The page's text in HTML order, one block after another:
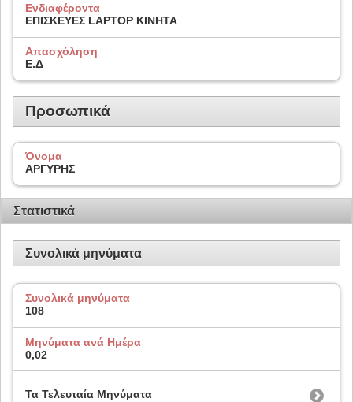
Ενδιαφέροντα
ΕΠΙΣΚΕΥΕΣ LAPTOP KINHTA
Απασχόληση
E.Δ
Προσωπικά
Όνομα
ΑΡΓΥΡΗΣ
Στατιστικά
Συνολικά μηνύματα
Συνολικά μηνύματα
108
Μηνύματα ανά Ημέρα
0,02
Τα Τελευταία Μηνύματα